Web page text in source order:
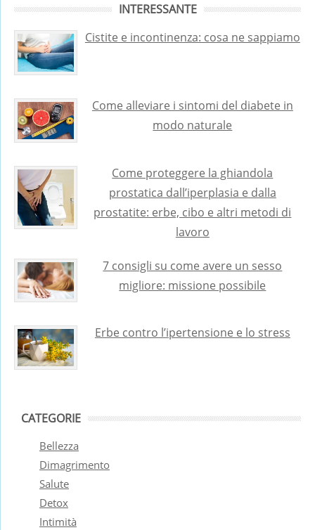
INTERESSANTE
Cistite e incontinenza: cosa ne sappiamo
Come alleviare i sintomi del diabete in
modo naturale
Come proteggere la ghiandola
prostatica dall’iperplasia e dalla
prostatite: erbe, cibo e altri metodi di
lavoro
7 consigli su come avere un sesso
migliore: missione possibile
Erbe contro l’ipertensione e lo stress
CATEGORIE
Bellezza
Dimagrimento
Salute
Detox
Intimità